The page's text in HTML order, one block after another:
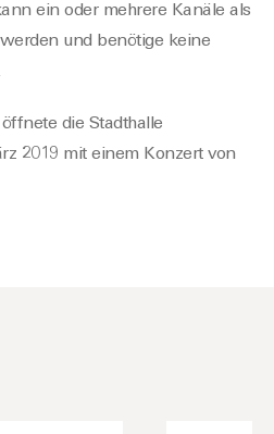
ein oder mehrere Kanäle als
und benötige keine
die Stadthalle
2019 mit einem Konzert von